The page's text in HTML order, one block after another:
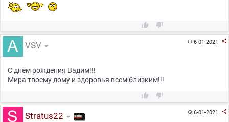
 
6-01-2021 
VSV
С днём рождения Вадим!!!
Мира твоему дому и здоровья всем близким!!!
 
6-01-2021 
Stratus22